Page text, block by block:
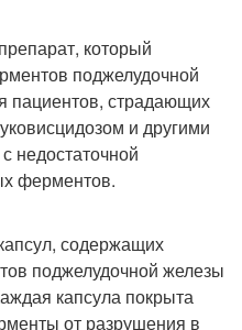
который
поджелудочной
пациентов, страдающих
и другими
недостаточной
ферментов.
содержащих
поджелудочной железы
капсула покрыта
от разрушения в